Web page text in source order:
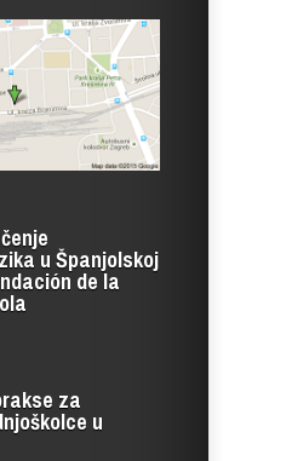
u Španjolskoj
de la
za
u